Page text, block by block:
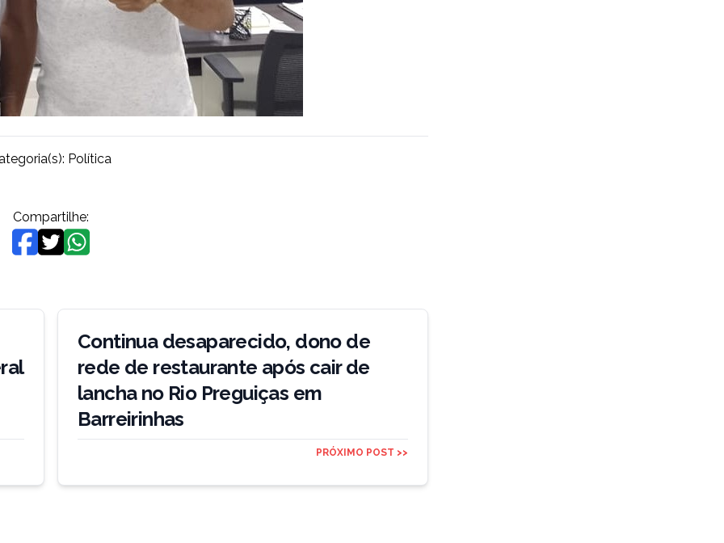
Política
Compartilhe:
Continua desaparecido, dono de
rede de restaurante após cair de
lancha no Rio Preguiças em
Barreirinhas
PRÓXIMO POST >>